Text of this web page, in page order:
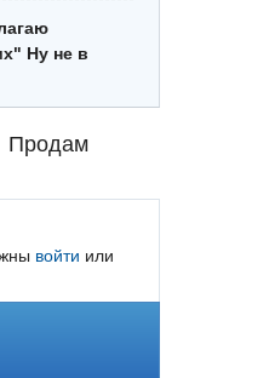
Ну не в
Продам
войти или